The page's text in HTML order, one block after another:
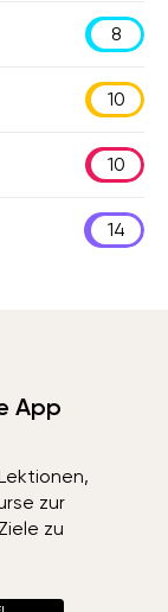
8
10
10
14
App
zur
zu